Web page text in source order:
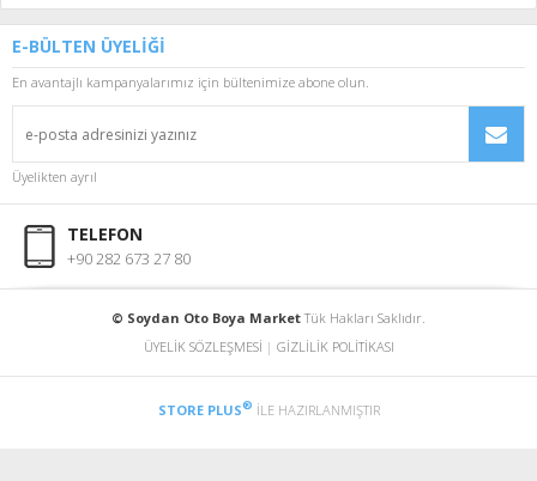
E-BÜLTEN ÜYELİĞİ
En avantajlı kampanyalarımız için bültenimize abone olun.
Üyelikten ayrıl
TELEFON
+90 282 673 27 80
© Soydan Oto Boya MarketTük Hakları Saklıdır.
ÜYELİK SÖZLEŞMESİ | GİZLİLİK POLİTİKASI
STORE PLUS® İLE HAZIRLANMIŞTIR